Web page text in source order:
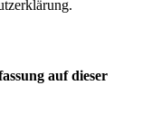
auf dieser